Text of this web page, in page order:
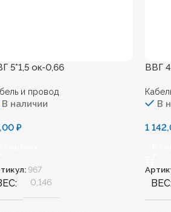
5*1,5 ок-0,66
и провод
В наличии
₽
967
0,146
ВВГ
В
1
ВЕС